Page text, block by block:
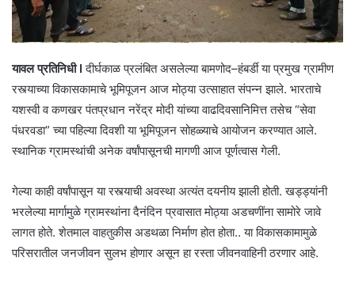
यावल प्रतिनिधी I दीर्घकाळ प्रलंबित असलेल्या बामणोद–हंबर्डी या प्रमुख ग्रामीण
रस्त्याच्या विकासकामाचे भूमिपूजन आज मोठ्या उत्साहात संपन्न झाले. भारताचे
यशस्वी व कणखर पंतप्रधान नरेंद्र मोदी यांच्या वाढदिवसानिमित्त तसेच “सेवा
पंधरवडा” च्या पहिल्या दिवशी या भूमिपूजन सोहळ्याचे आयोजन करण्यात आले.
स्थानिक ग्रामस्थांची अनेक वर्षांपासूनची मागणी आज पूर्णत्वास गेली.
गेल्या काही वर्षांपासून या रस्त्याची अवस्था अत्यंत दयनीय झाली होती. खड्ड्यांनी
भरलेल्या मार्गामुळे ग्रामस्थांना दैनंदिन प्रवासात मोठ्या अडचणींना सामोरे जावे
लागत होते. शेतमाल वाहतुकीस अडथळा निर्माण होत होता.. या विकासकामामुळे
परिसरातील जनजीवन सुलभ होणार असून हा रस्ता जीवनवाहिनी ठरणार आहे.